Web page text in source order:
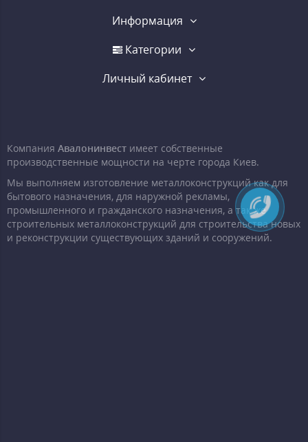
Информация
Категории
Личный кабинет
Компания Авалонинвест имеет собственные
производственные мощности на черте города Киев.
Мы выполняем изготовление металлоконструкций как для
бытового назначения, для наружной рекламы,
промышленного и гражданского назначения, а так же
строительных металлоконструкций для строительства новых
и реконструкции существующих зданий и сооружений.